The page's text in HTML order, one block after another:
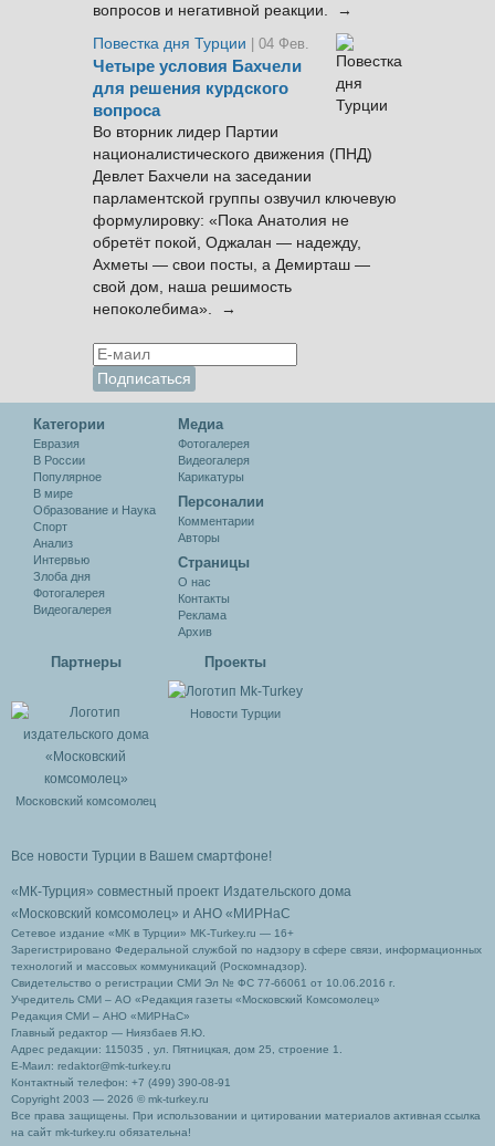
вопросов и негативной реакции. →
Повестка дня Турции
| 04 Фев.
Четыре условия Бахчели
для решения курдского
вопроса
Во вторник лидер Партии
националистического движения (ПНД)
Девлет Бахчели на заседании
парламентской группы озвучил ключевую
формулировку: «Пока Анатолия не
обретёт покой, Оджалан — надежду,
Ахметы — свои посты, а Демирташ —
свой дом, наша решимость
непоколебима». →
Категории
Евразия
В России
Популярное
В мире
Образование и Наука
Спорт
Анализ
Интервью
Злоба дня
Фотогалерея
Видеогалерея
Медиа
Фотогалерея
Видеогалеря
Карикатуры
Персоналии
Комментарии
Авторы
Cтраницы
О нас
Контакты
Реклама
Архив
Партнеры
Московский комсомолец
Проекты
Новости Турции
Все новости Турции в Вашем смартфоне!
«МК-Турция» совместный проект Издательского дома
«Московский комсомолец» и АНО «МИРНаС
Сетевое издание «МК в Турции» MK-Turkey.ru — 16+
Зарегистрировано Федеральной службой по надзору в сфере связи, информационных
технологий и массовых коммуникаций (Роскомнадзор).
Свидетельство о регистрации СМИ Эл № ФС 77-66061 от 10.06.2016 г.
Учредитель СМИ – АО «Редакция газеты «Московский Комсомолец»
Редакция СМИ – АНО «МИРНаС»
Главный редактор — Ниязбаев Я.Ю.
Адрес редакции: 115035 , ул. Пятницкая, дом 25, строение 1.
Е-Маил: redaktor@mk-turkey.ru
Контактный телефон: +7 (499) 390-08-91
Copyright 2003 — 2026 © mk-turkey.ru
Все права защищены. При использовании и цитировании материалов активная ссылка
на сайт mk-turkey.ru обязательна!